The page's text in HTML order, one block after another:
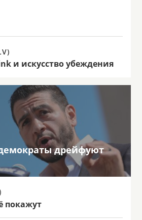
и искусство убеждения
дрейфуют
покажут